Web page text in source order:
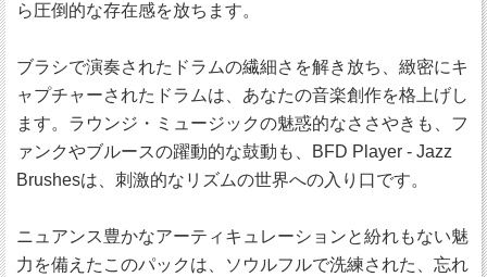
ら圧倒的な存在感を放ちます。
ブラシで演奏されたドラムの繊細さを解き放ち、緻密にキ
ャプチャーされたドラムは、あなたの音楽創作を格上げし
ます。ラウンジ・ミュージックの魅惑的なささやきも、フ
ァンクやブルースの躍動的な鼓動も、BFD Player - Jazz
Brushesは、刺激的なリズムの世界への入り口です。
ニュアンス豊かなアーティキュレーションと紛れもない魅
力を備えたこのパックは、ソウルフルで洗練された、忘れ